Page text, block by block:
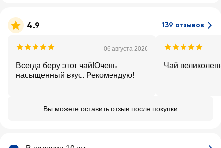
4.9 139 отзывов
06 августа 2026
Всегда беру этот чай!Очень
насыщенный вкус. Рекомендую!
Чай
Вы можете оставить отзыв после покупки